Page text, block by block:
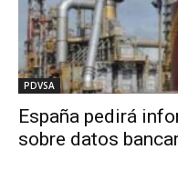
PDVSA
España pedirá
sobre datos